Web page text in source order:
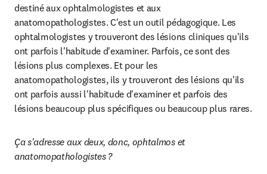
destiné aux ophtalmologistes et aux
anatomopathologistes. C'est un outil pédagogique. Les
ophtalmologistes y trouveront des lésions cliniques qu'ils
ont parfois l'habitude d'examiner. Parfois, ce sont des
lésions plus complexes. Et pour les
anatomopathologistes, ils y trouveront des lésions qu'ils
ont parfois aussi l'habitude d'examiner et parfois des
lésions beaucoup plus spécifiques ou beaucoup plus rares.
Ça s'adresse aux deux, donc, ophtalmos et
anatomopathologistes ?